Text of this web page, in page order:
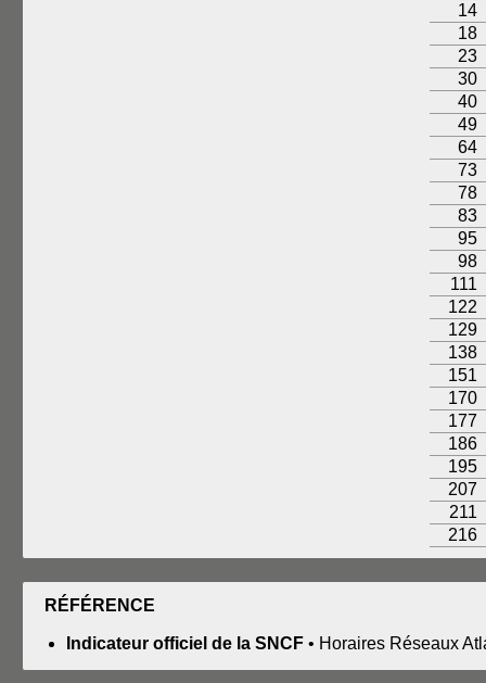
14
18
23
30
40
49
64
73
78
83
95
98
111
122
129
138
151
170
177
186
195
207
211
216
RÉFÉRENCE
Indicateur officiel de la SNCF • Horaires Réseaux